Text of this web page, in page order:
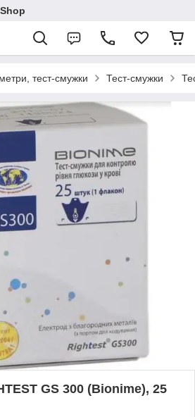
тест-смужки Тест-смужки
GS 300 (Bionime), 25